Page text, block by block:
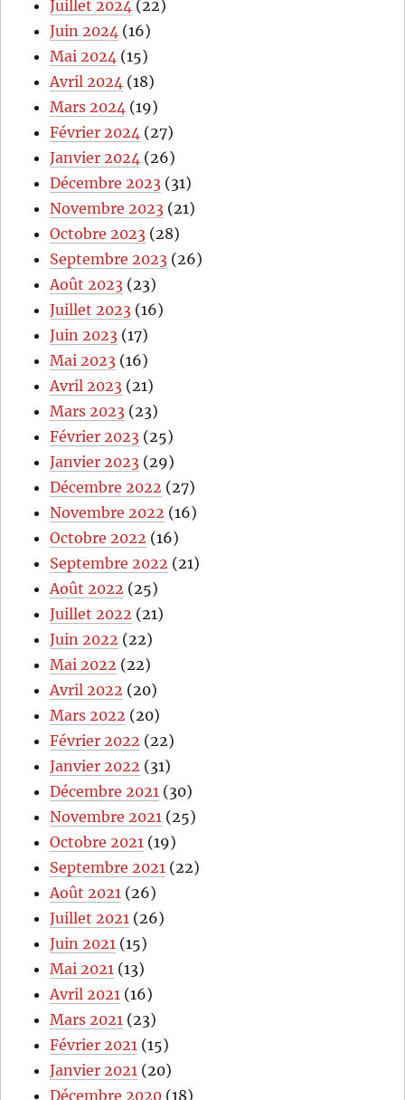
Juillet 2024 (22)
Juin 2024 (16)
Mai 2024 (15)
Avril 2024 (18)
Mars 2024 (19)
Février 2024 (27)
Janvier 2024 (26)
Décembre 2023 (31)
Novembre 2023 (21)
Octobre 2023 (28)
Septembre 2023 (26)
Août 2023 (23)
Juillet 2023 (16)
Juin 2023 (17)
Mai 2023 (16)
Avril 2023 (21)
Mars 2023 (23)
Février 2023 (25)
Janvier 2023 (29)
Décembre 2022 (27)
Novembre 2022 (16)
Octobre 2022 (16)
Septembre 2022 (21)
Août 2022 (25)
Juillet 2022 (21)
Juin 2022 (22)
Mai 2022 (22)
Avril 2022 (20)
Mars 2022 (20)
Février 2022 (22)
Janvier 2022 (31)
Décembre 2021 (30)
Novembre 2021 (25)
Octobre 2021 (19)
Septembre 2021 (22)
Août 2021 (26)
Juillet 2021 (26)
Juin 2021 (15)
Mai 2021 (13)
Avril 2021 (16)
Mars 2021 (23)
Février 2021 (15)
Janvier 2021 (20)
Décembre 2020 (18)